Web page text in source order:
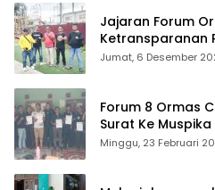
Jajaran Forum
Ketransparanan
Damkar Di
Jumat, 6 Desember
Forum 8 Ormas
Surat Ke
Matel di Cisoka
Minggu, 23 Februari